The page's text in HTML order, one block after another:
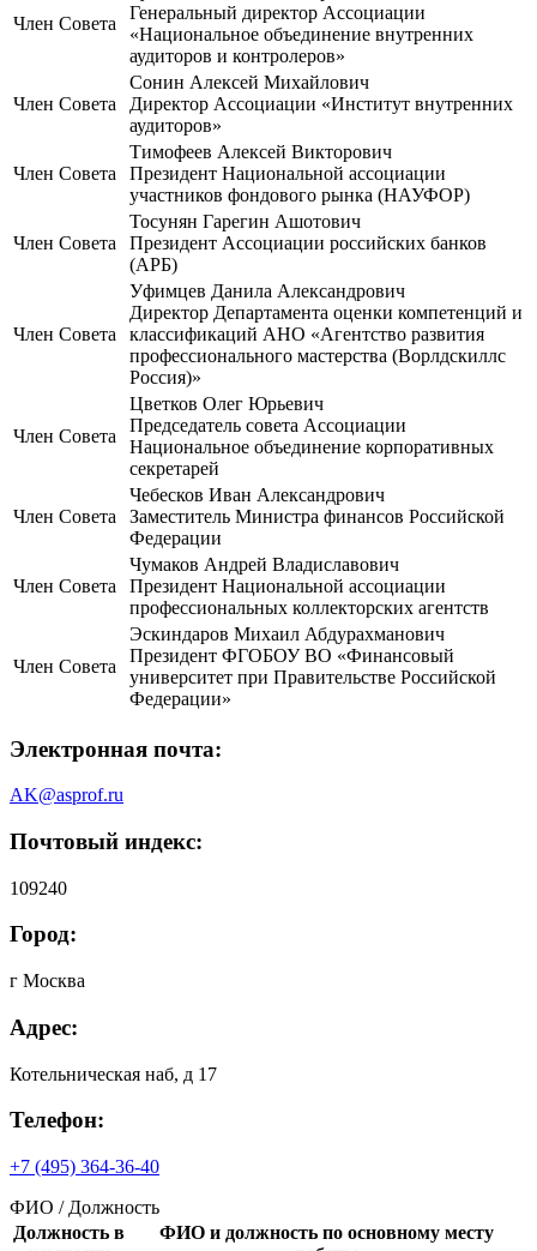
Член Совета
Генеральный директор Ассоциации
«Национальное объединение внутренних
аудиторов и контролеров»
Член Совета
Сонин Алексей Михайлович
Директор Ассоциации «Институт внутренних
аудиторов»
Член Совета
Тимофеев Алексей Викторович
Президент Национальной ассоциации
участников фондового рынка (НАУФОР)
Член Совета
Тосунян Гарегин Ашотович
Президент Ассоциации российских банков
(АРБ)
Член Совета
Уфимцев Данила Александрович
Директор Департамента оценки компетенций и
классификаций АНО «Агентство развития
профессионального мастерства (Ворлдскиллс
Россия)»
Член Совета
Цветков Олег Юрьевич
Председатель совета Ассоциации
Национальное объединение корпоративных
секретарей
Член Совета
Чебесков Иван Александрович
Заместитель Министра финансов Российской
Федерации
Член Совета
Чумаков Андрей Владиславович
Президент Национальной ассоциации
профессиональных коллекторских агентств
Член Совета
Эскиндаров Михаил Абдурахманович
Президент ФГОБОУ ВО «Финансовый
университет при Правительстве Российской
Федерации»
Электронная почта:
AK@asprof.ru
Почтовый индекс:
109240
Город:
г Москва
Адрес:
Котельническая наб, д 17
Телефон:
+7 (495) 364-36-40
ФИО / Должность
Должность в
ФИО и должность по основному месту